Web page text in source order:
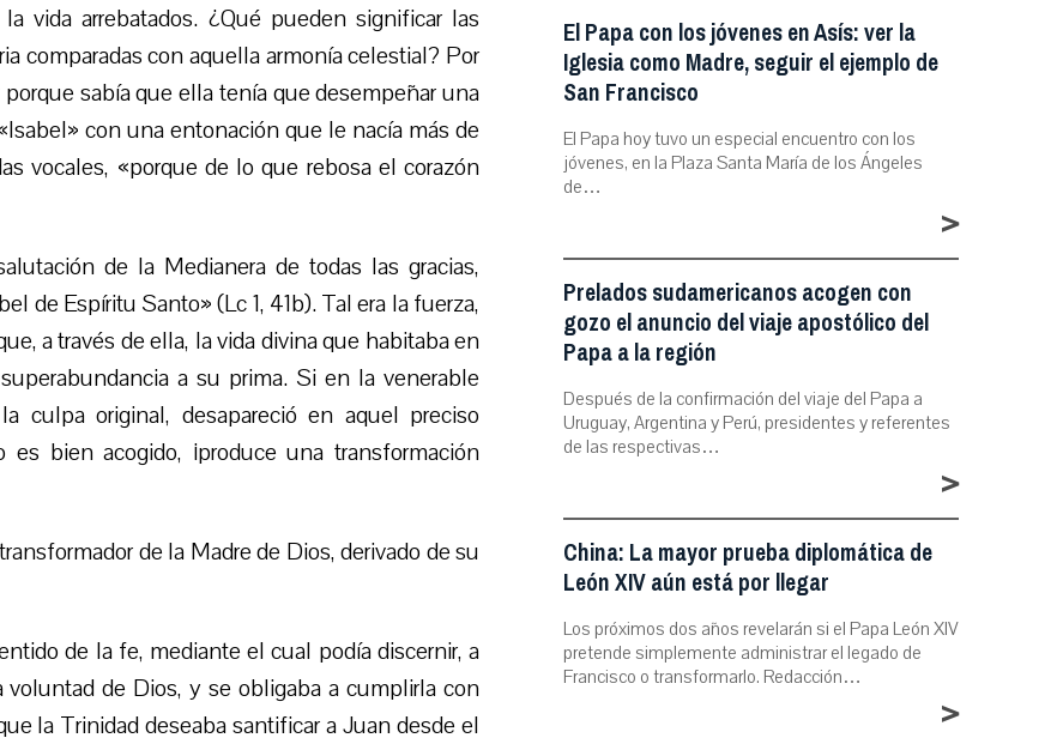
vida arrebatados. ¿Qué pueden significar las
comparadas con aquella armonía celestial? Por
sabía que ella tenía que desempeñar una
con una entonación que le nacía más de
vocales, «porque de lo que rebosa el corazón
de la Medianera de todas las gracias,
de Espíritu Santo» (Lc 1, 41b). Tal era la fuerza,
a través de ella, la vida divina que habitaba en
a su prima. Si en la venerable
culpa original, desapareció en aquel preciso
bien acogido, ¡produce una transformación
de la Madre de Dios, derivado de su
de la fe, mediante el cual podía discernir, a
de Dios, y se obligaba a cumplirla con
la Trinidad deseaba santificar a Juan desde el
El Papa con los jóvenes en Asís: ver la
Iglesia como Madre, seguir el ejemplo de
San Francisco
El Papa hoy tuvo un especial encuentro con los
jóvenes, en la Plaza Santa María de los Ángeles
de…
>
Prelados sudamericanos acogen con
gozo el anuncio del viaje apostólico del
Papa a la región
Después de la confirmación del viaje del Papa a
Uruguay, Argentina y Perú, presidentes y referentes
de las respectivas…
>
China: La mayor prueba diplomática de
León XIV aún está por llegar
Los próximos dos años revelarán si el Papa León XIV
pretende simplemente administrar el legado de
Francisco o transformarlo. Redacción…
>